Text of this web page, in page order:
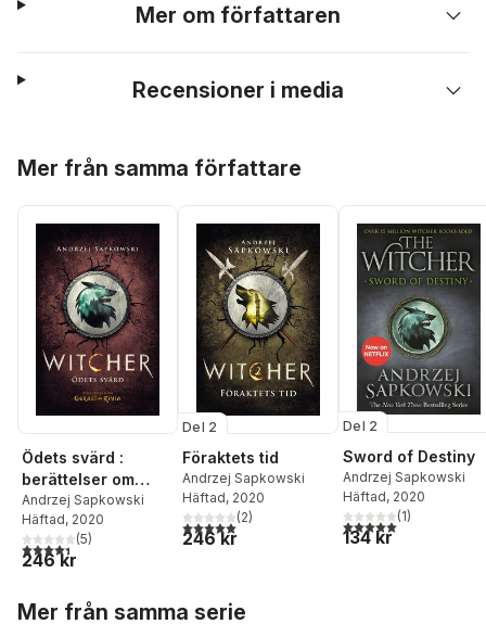
Mer om författaren
Recensioner i media
Mer från samma författare
Ödets svärd :
berättelser om
Geralt av Rivia
Andrzej Sapkowski
Häftad, 2020
4,4utav 5 stjärnor. Totalt antal röster:
(5)
246 kr
Del 2
Föraktets tid
Andrzej Sapkowski
Häftad, 2020
5,0utav 5 stjärnor. Totalt antal röster:
(2)
246 kr
Del 2
Sword of Destiny
Andrzej Sapkowski
Häftad, 2020
5,0utav 5 stjärnor.
(1)
134 kr
Mer från samma serie